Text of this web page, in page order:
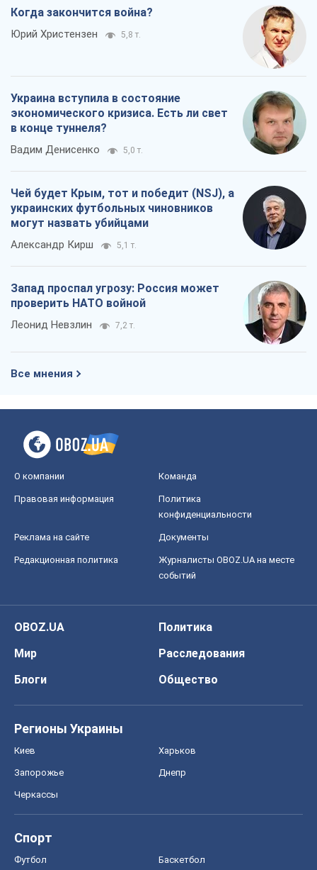
Когда закончится война?
Юрий Христензен 5,8 т.
Украина вступила в состояние
экономического кризиса. Есть ли свет
в конце туннеля?
Вадим Денисенко 5,0 т.
Чей будет Крым, тот и победит (NSJ), а
украинских футбольных чиновников
могут назвать убийцами
Александр Кирш 5,1 т.
Запад проспал угрозу: Россия может
проверить НАТО войной
Леонид Невзлин 7,2 т.
Все мнения
О компании Команда
Правовая информация
Политика
конфиденциальности
Реклама на сайте Документы
Редакционная политика
Журналисты OBOZ.UA на месте
событий
OBOZ.UA
Политика
Мир
Расследования
Блоги
Общество
Регионы Украины
Киев Харьков
Запорожье Днепр
Черкассы
Спорт
Футбол Баскетбол